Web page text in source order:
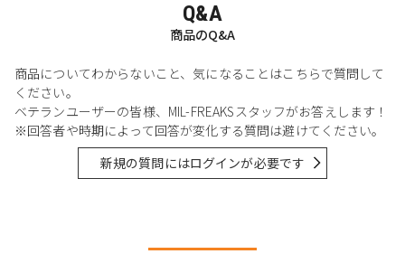
Q&A
商品のQ&A
商品についてわからないこと、気になることはこちらで質問して
ください。
ベテランユーザーの皆様、MIL-FREAKSスタッフがお答えします！
※回答者や時期によって回答が変化する質問は避けてください。
新規の質問にはログインが必要です